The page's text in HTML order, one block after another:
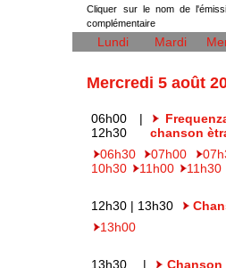
Cliquer sur le nom de
complémentaire
Lundi Mardi
Mercredi 5 août
06h00 |
12h30
chanson
06h30
07h00
10h30
11h00 11h30
12h30 | 13h30
13h00
13h30 |
Chanson